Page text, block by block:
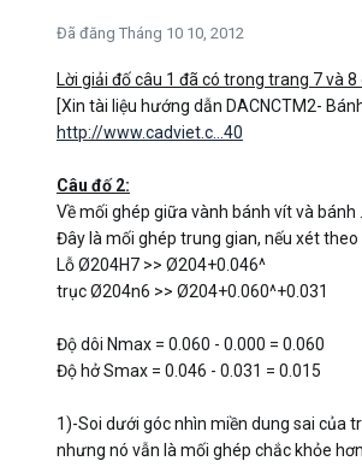
Đã đăng Tháng 10 10, 2012
Lời giải đố câu 1 đã có trong trang 7 và 8
[Xin tài liệu hướng dẫn DACNCTM2-
http://www.cadviet.c...40
Câu đố 2:
Về mối ghép giữa vành bánh vít và bánh
Đây là mối ghép trung gian, nếu xét
Lỗ Ø204H7 >> Ø204+0.046^
trục Ø204n6 >> Ø204+0.060^+0.031
Độ dôi Nmax = 0.060 - 0.000 = 0.060
Độ hở Smax = 0.046 - 0.031 = 0.015
1)-Soi dưới góc nhìn miền dung sai của
nhưng nó vẫn là mối ghép chắc khỏe